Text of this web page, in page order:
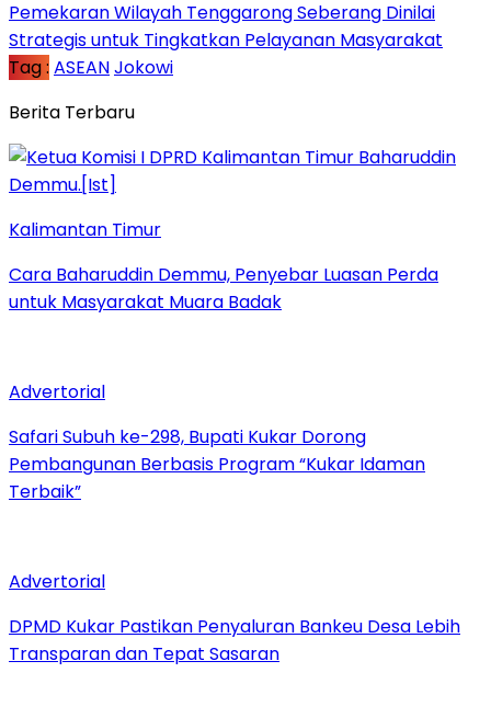
Pemekaran Wilayah Tenggarong Seberang Dinilai
Strategis untuk Tingkatkan Pelayanan Masyarakat
Tag : ASEANJokowi
Berita Terbaru
Kalimantan Timur
Cara Baharuddin Demmu, Penyebar Luasan Perda
untuk Masyarakat Muara Badak
Advertorial
Safari Subuh ke-298, Bupati Kukar Dorong
Pembangunan Berbasis Program “Kukar Idaman
Terbaik”
Advertorial
DPMD Kukar Pastikan Penyaluran Bankeu Desa Lebih
Transparan dan Tepat Sasaran